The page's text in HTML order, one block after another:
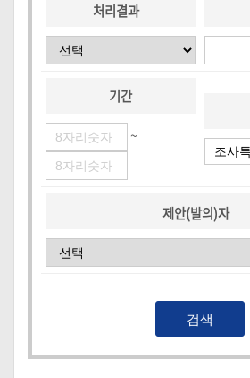
처리결과
기간
~
제안(발의)자